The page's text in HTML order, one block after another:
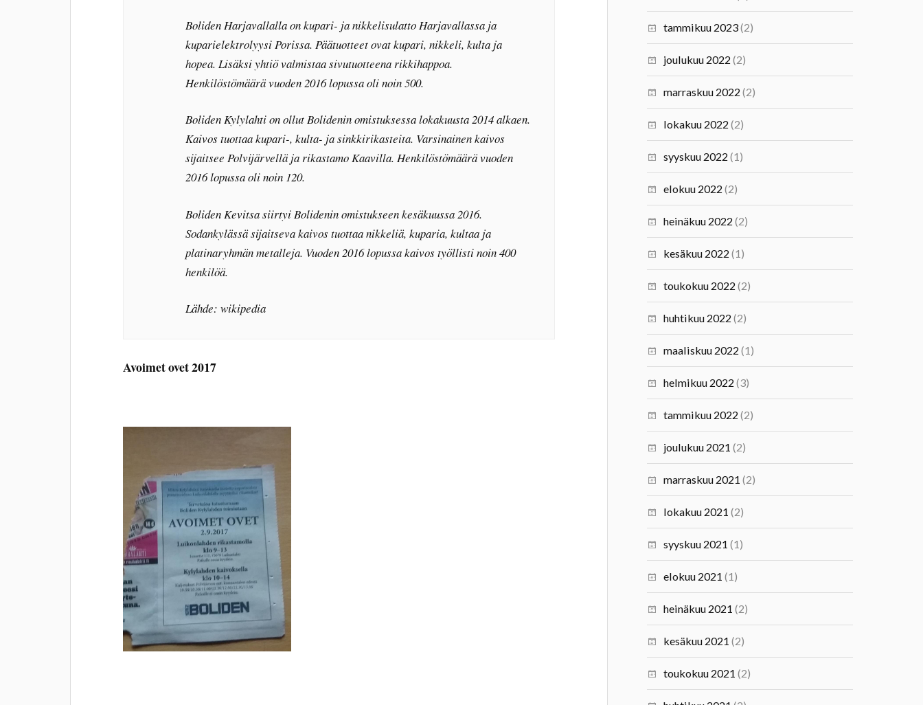
Boliden Harjavallalla on kupari- ja nikkelisulatto Harjavallassa ja
kuparielektrolyysi Porissa. Päätuotteet ovat kupari, nikkeli, kulta ja
hopea. Lisäksi yhtiö valmistaa sivutuotteena rikkihappoa.
Henkilöstömäärä vuoden 2016 lopussa oli noin 500.
Boliden Kylylahti on ollut Bolidenin omistuksessa lokakuusta 2014 alkaen.
Kaivos tuottaa kupari-, kulta- ja sinkkirikasteita. Varsinainen kaivos
sijaitsee Polvijärvellä ja rikastamo Kaavilla. Henkilöstömäärä vuoden
2016 lopussa oli noin 120.
Boliden Kevitsa siirtyi Bolidenin omistukseen kesäkuussa 2016.
Sodankylässä sijaitseva kaivos tuottaa nikkeliä, kuparia, kultaa ja
platinaryhmän metalleja. Vuoden 2016 lopussa kaivos työllisti noin 400
henkilöä.
Lähde: wikipedia
Avoimet ovet 2017
tammikuu 2023(2)
joulukuu 2022 (2)
marraskuu 2022 (2)
lokakuu 2022 (2)
syyskuu 2022 (1)
elokuu 2022 (2)
heinäkuu 2022 (2)
kesäkuu 2022 (1)
toukokuu 2022 (2)
huhtikuu 2022 (2)
maaliskuu 2022 (1)
helmikuu 2022 (3)
tammikuu 2022 (2)
joulukuu 2021 (2)
marraskuu 2021 (2)
lokakuu 2021 (2)
syyskuu 2021 (1)
elokuu 2021 (1)
heinäkuu 2021 (2)
kesäkuu 2021 (2)
toukokuu 2021 (2)